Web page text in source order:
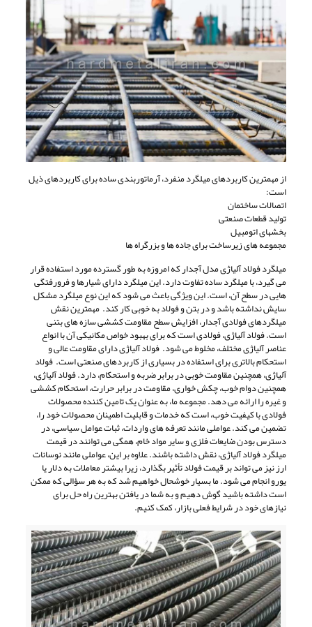
از مهمترین کاربردهای میلگرد منفرد، آرماتوربندی ساده برای کاربردهای ذیل
است:
اتصالات ساختمان
تولید قطعات صنعتی
بخشهای اتومبیل
مجموعه های زیرساخت برای جاده ها و بزرگراه ها
میلگرد فولاد آلیاژی مدل آجدار که امروزه به طور گسترده مورد استفاده قرار
می گیرد، با میلگرد ساده تفاوت دارد. این میلگرد دارای شیارها و فرورفتگی
هایی در سطح آن، است. این ویژگی باعث می شود که این نوع میلگرد مشکل
سایش نداشته باشد و در بتن و فولاد به خوبی کار کند. مهمترین نقش
میلگردهای فولادی آجدار، افزایش سطح مقاومت کششی سازه های بتنی
است. فولاد آلیاژی، فولادی است که برای بهبود خواص مکانیکی آن با انواع
عناصر آلیاژی مختلف، مخلوط می شود. فولاد آلیاژی دارای مقاومت عالی و
استحکام بالاتری برای استفاده در بسیاری از کاربردهای صنعتی است. فولاد
آلیاژی، همچنین مقاومت خوبی در برابر ضربه و استحکام، دارد. فولاد آلیاژی،
همچنین دوام خوب، چکش خواری، مقاومت در برابر حرارت، استحکام کششی
و غیره را ارائه می دهد. مجموعه ما، به عنوان یک تامین کننده محصولات
فولادی با کیفیت خوب، است که خدمات و قابلیت اطمینان محصولات خود را،
تضمین می کند. عواملی مانند تعرفه های واردات، ثبات عوامل سیاسی، در
دسترس بودن ضایعات فلزی و سایر مواد خام، همگی می توانند در قیمت
میلگرد فولاد آلیاژی، نقش داشته باشند. علاوه بر این، عواملی مانند نوسانات
ارز نیز می تواند بر قیمت فولاد تأثیر بگذارد، زیرا بیشتر معاملات به دلار یا
یورو انجام می شود. ما بسیار خوشحال خواهیم شد که به هر سؤالی که ممکن
است داشته باشید گوش دهیم و به شما در یافتن بهترین راه حل برای
نیازهای خود در شرایط فعلی بازار، کمک کنیم.